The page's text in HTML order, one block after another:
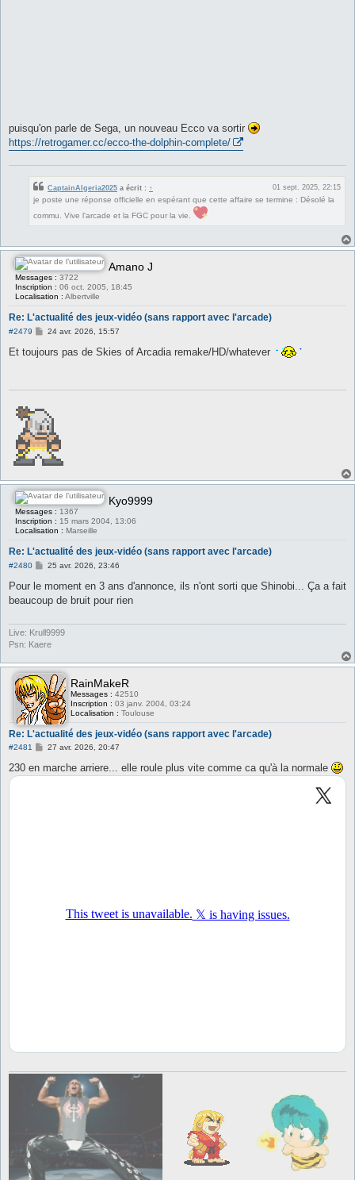
puisqu'on parle de Sega, un nouveau Ecco va sortir
https://retrogamer.cc/ecco-the-dolphin-complete/
CaptainAlgeria2025 a écrit : ↑
01 sept. 2025, 22:15
je poste une réponse officielle en espérant que cette affaire se termine : Désolé la
commu. Vive l'arcade et la FGC pour la vie.
Amano J
Messages : 3722
Inscription : 06 oct. 2005, 18:45
Localisation : Albertville
Re: L'actualité des jeux-vidéo (sans rapport avec l'arcade)
#2479
M
s
24 avr. 2026, 15:57
Et toujours pas de Skies of Arcadia remake/HD/whatever
Kyo9999
Messages : 1367
Inscription : 15 mars 2004, 13:06
Localisation : Marseille
Re: L'actualité des jeux-vidéo (sans rapport avec l'arcade)
#2480
M
s
a
25 avr. 2026, 23:46
Pour le moment en 3 ans d'annonce, ils n'ont sorti que Shinobi... Ça a fait
beaucoup de bruit pour rien
Live: Krull9999
Psn: Kaere
RainMakeR
Messages : 42510
Inscription : 03 janv. 2004, 03:24
Localisation : Toulouse
Re: L'actualité des jeux-vidéo (sans rapport avec l'arcade)
#2481
M
s
s
27 avr. 2026, 20:47
230 en marche arriere... elle roule plus vite comme ca qu'à la normale